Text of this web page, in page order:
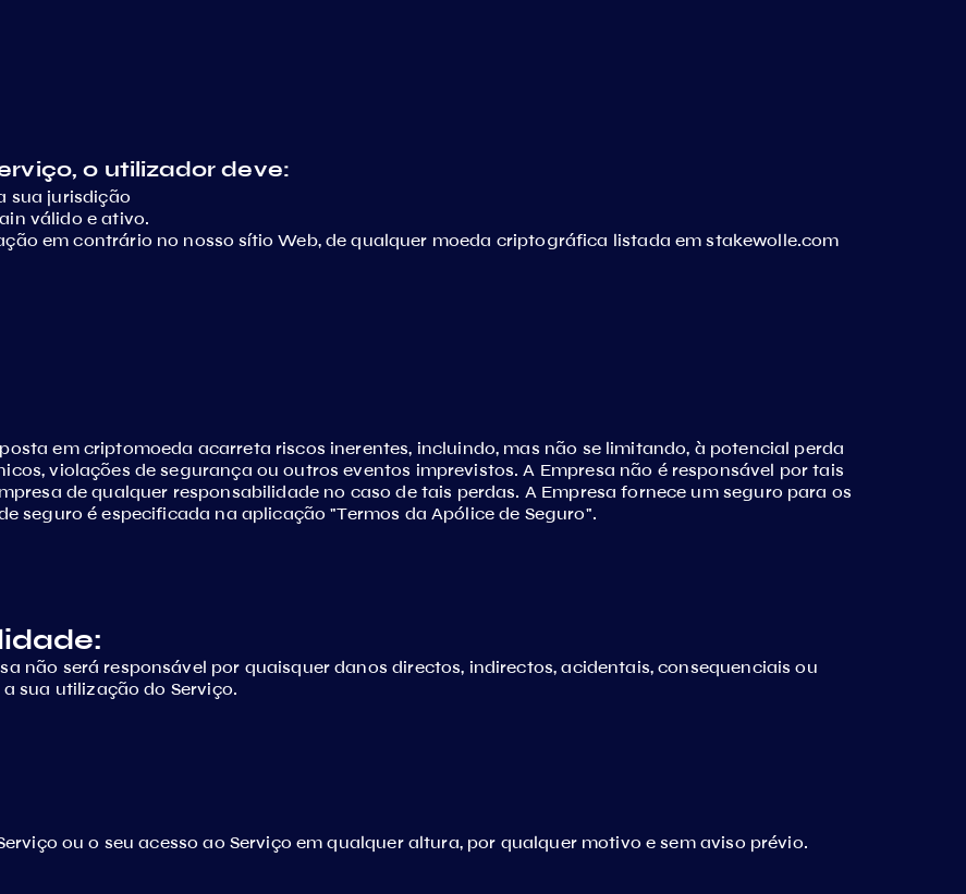
o utilizador deve:
sua jurisdição
válido e ativo.
em contrário no nosso sítio Web, de qualquer moeda criptográfica listada em stakewolle.com
em criptomoeda acarreta riscos inerentes, incluindo, mas não se limitando, à potencial perda
violações de segurança ou outros eventos imprevistos. A Empresa não é responsável por tais
de qualquer responsabilidade no caso de tais perdas. A Empresa fornece um seguro para os
seguro é especificada na aplicação "Termos da Apólice de Seguro".
não será responsável por quaisquer danos directos, indirectos, acidentais, consequenciais ou
sua utilização do Serviço.
ou o seu acesso ao Serviço em qualquer altura, por qualquer motivo e sem aviso prévio.